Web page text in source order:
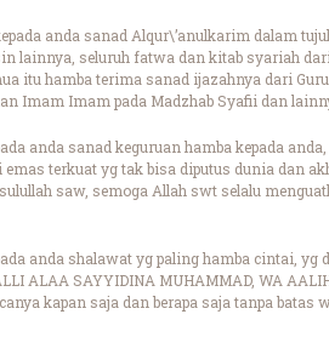
anda sanad Alqur\’anulkarim dalam
lainnya, seluruh fatwa dan kitab syariah
itu hamba terima sanad ijazahnya dari
Imam Imam pada Madzhab Syafii dan
anda sanad keguruan hamba kepada
emas terkuat yg tak bisa diputus dunia dan
saw, semoga Allah swt selalu
anda shalawat yg paling hamba cintai,
ALAA SAYYIDINA MUHAMMAD, WA
kapan saja dan berapa saja tanpa batas